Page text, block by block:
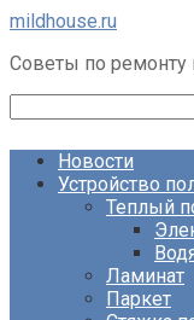
Перейти
контенту
mildhouse.ru
Советы по
Новости
Устройство
Теплый
Ламинат
Паркет